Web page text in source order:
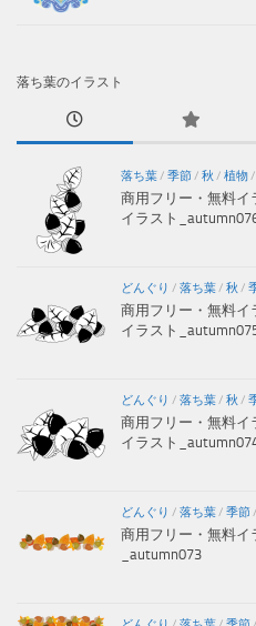
落ち葉のイラスト
落ち葉/ 季節/ 秋 / 植物/
商用フリー・無料
イラスト
どんぐり / 落ち葉/ 秋 /
商用フリー・無料
イラスト
どんぐり / 落ち葉/ 秋 /
商用フリー・無料
イラスト
どんぐり / 落ち葉/ 季節/
商用フリー・無料イ
_autumn073